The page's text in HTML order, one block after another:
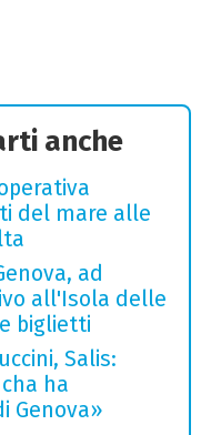
anche
del mare alle
ad
all'Isola delle
biglietti
Salis:
ha
Genova»